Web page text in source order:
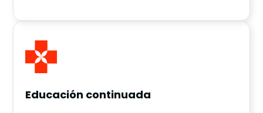
Educación continuada